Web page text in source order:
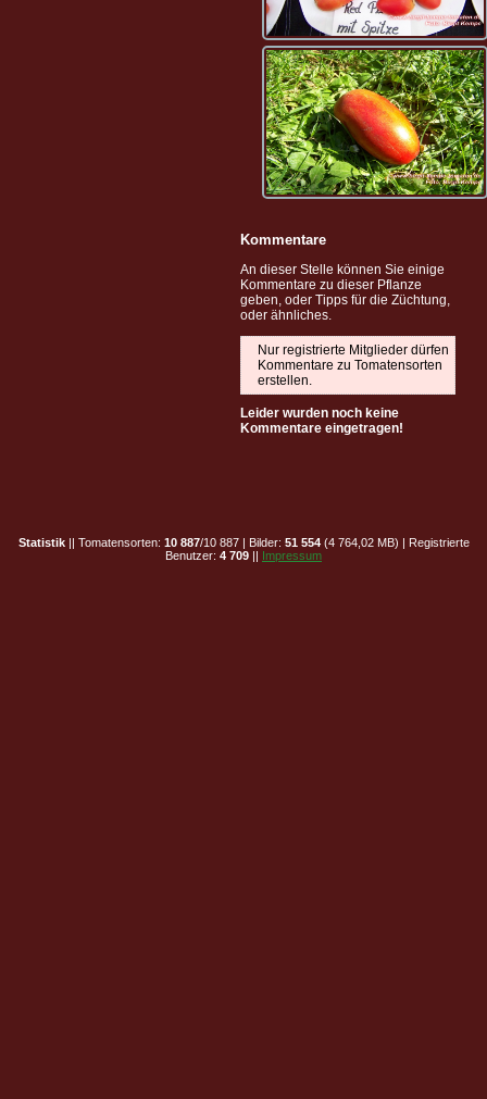
Kommentare
An dieser Stelle können Sie einige
Kommentare zu dieser Pflanze
geben, oder Tipps für die Züchtung,
oder ähnliches.
Nur registrierte Mitglieder dürfen
Kommentare zu Tomatensorten
erstellen.
Leider wurden noch keine
Kommentare eingetragen!
Statistik|| Tomatensorten: 10 887/10 887 | Bilder: 51 554(4 764,02 MB) | Registrierte
Benutzer: 4 709 || Impressum